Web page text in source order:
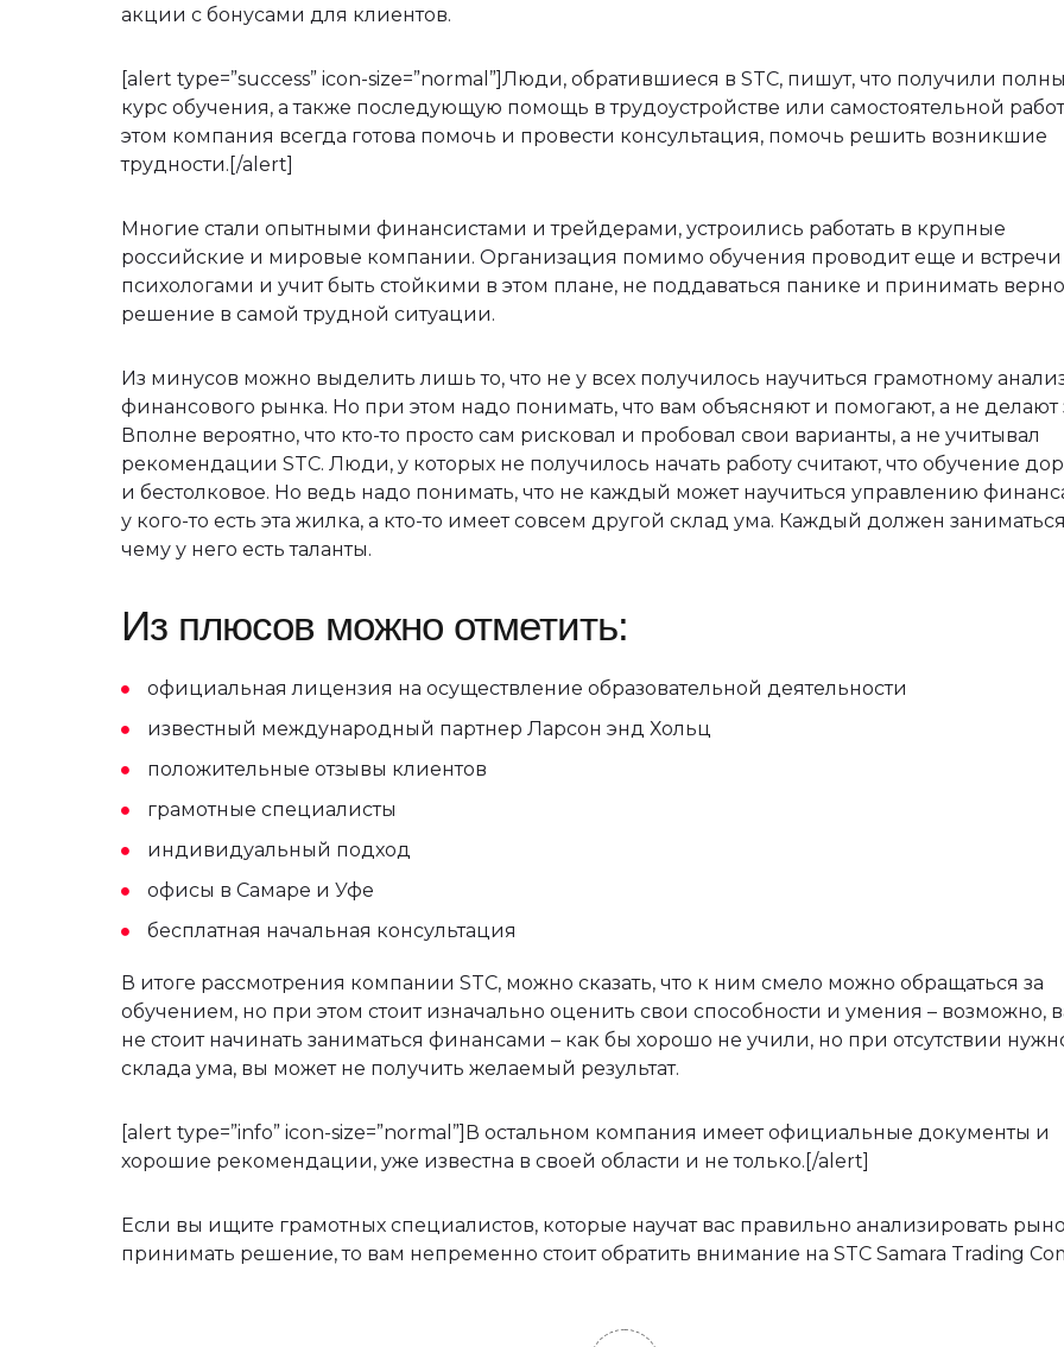
акции с бонусами для клиентов.
[alert type=”success” icon-size=”normal”]Люди, обратившиеся в STC, пишут, что получили
курс обучения, а также последующую помощь в трудоустройстве или самостоятельной
этом компания всегда готова помочь и провести консультация, помочь решить возникшие
трудности.[/alert]
Многие стали опытными финансистами и трейдерами, устроились работать в крупные
российские и мировые компании. Организация помимо обучения проводит еще и встречи
психологами и учит быть стойкими в этом плане, не поддаваться панике и принимать
решение в самой трудной ситуации.
Из минусов можно выделить лишь то, что не у всех получилось научиться грамотному
финансового рынка. Но при этом надо понимать, что вам объясняют и помогают, а не делают
Вполне вероятно, что кто-то просто сам рисковал и пробовал свои варианты, а не учитывал
рекомендации STC. Люди, у которых не получилось начать работу считают, что обучение
и бестолковое. Но ведь надо понимать, что не каждый может научиться управлению
у кого-то есть эта жилка, а кто-то имеет совсем другой склад ума. Каждый должен
чему у него есть таланты.
Из плюсов можно отметить:
официальная лицензия на осуществление образовательной деятельности
известный международный партнер Ларсон энд Хольц
положительные отзывы клиентов
грамотные специалисты
индивидуальный подход
офисы в Самаре и Уфе
бесплатная начальная консультация
В итоге рассмотрения компании STC, можно сказать, что к ним смело можно обращаться за
обучением, но при этом стоит изначально оценить свои способности и умения – возможно,
не стоит начинать заниматься финансами – как бы хорошо не учили, но при отсутствии
склада ума, вы может не получить желаемый результат.
[alert type=”info” icon-size=”normal”]В остальном компания имеет официальные документы и
хорошие рекомендации, уже известна в своей области и не только.[/alert]
Если вы ищите грамотных специалистов, которые научат вас правильно анализировать
принимать решение, то вам непременно стоит обратить внимание на STC Samara Trading